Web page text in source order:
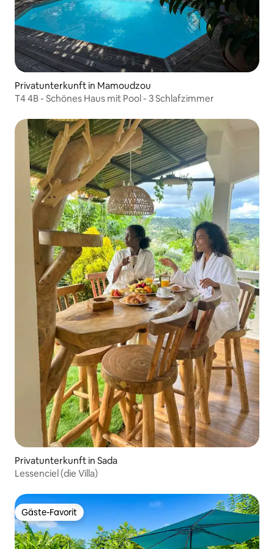
Privatunterkunft in Mamoudzou
T4 4B - Schönes Haus mit Pool - 3 Schlafzimmer
Privatunterkunft in Sada
Lessenciel (die Villa)
Gäste-Favorit
Gäste-Favorit